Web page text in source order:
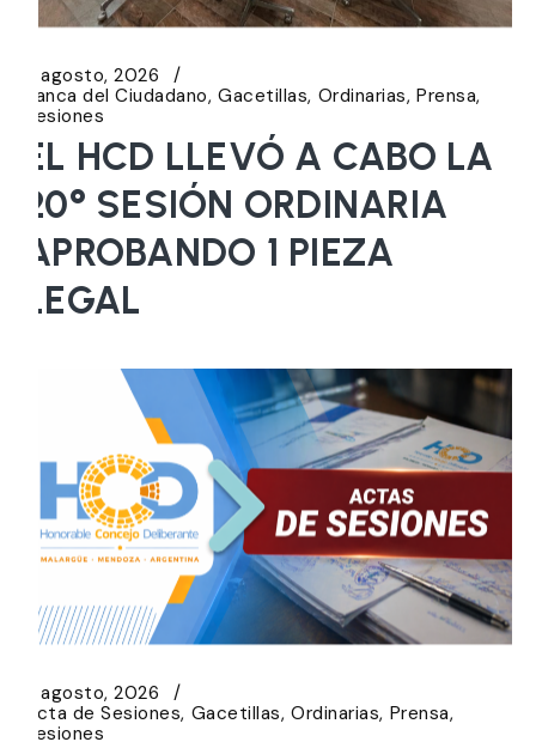
6 agosto, 2026
Banca del Ciudadano Gacetillas Ordinarias Prensa
Sesiones
EL HCD LLEVÓ A CABO LA
20° SESIÓN ORDINARIA
APROBANDO 1 PIEZA
LEGAL
5 agosto, 2026
Acta de Sesiones Gacetillas Ordinarias Prensa
Sesiones